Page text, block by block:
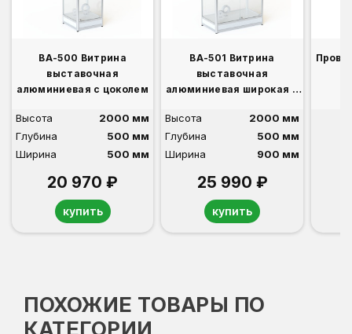
ВА-500 Витрина
выставочная
алюминиевая с цоколем
Высота
2000 мм
Глубина
500 мм
Ширина
500 мм
20 970 ₽
купить
ВА-501 Витрина
выставочная
алюминиевая широкая с
Высота
2000 мм
Глубина
500 мм
Ширина
900 мм
25 990 ₽
купить
ПОХОЖИЕ ТОВАРЫ ПО